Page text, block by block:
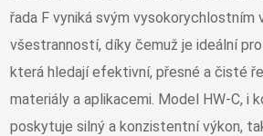
řada F vyniká svým vysokorychlostním
všestranností, díky čemuž je ideální
která hledají efektivní, přesné a čisté
materiály a aplikacemi. Model HW-C, i
poskytuje silný a konzistentní výkon,